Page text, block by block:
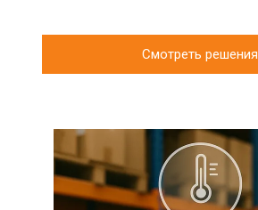
Смотреть решения